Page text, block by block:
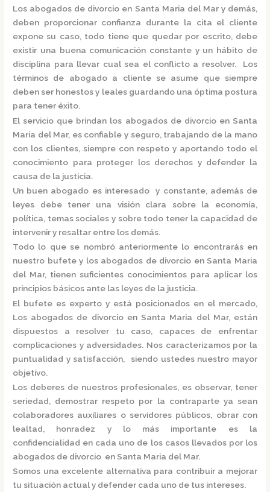
Los abogados de divorcio en Santa Maria del Mar y demás,
deben proporcionar confianza durante la cita el cliente
expone su caso, todo tiene que quedar por escrito, debe
existir una buena comunicación constante y un hábito de
disciplina para llevar cual sea el conflicto a resolver. Los
términos de abogado a cliente se asume que siempre
deben ser honestos y leales guardando una óptima postura
para tener éxito.
El servicio que brindan los abogados de divorcio en Santa
Maria del Mar, es confiable y seguro, trabajando de la mano
con los clientes, siempre con respeto y aportando todo el
conocimiento para proteger los derechos y defender la
causa de la justicia.
Un buen abogado es interesado y constante, además de
leyes debe tener una visión clara sobre la economía,
política, temas sociales y sobre todo tener la capacidad de
intervenir y resaltar entre los demás.
Todo lo que se nombró anteriormente lo encontrarás en
nuestro bufete y los abogados de divorcio en Santa Maria
del Mar, tienen suficientes conocimientos para aplicar los
principios básicos ante las leyes de la justicia.
El bufete es experto y está posicionados en el mercado,
Los abogados de divorcio en Santa Maria del Mar, están
dispuestos a resolver tu caso, capaces de enfrentar
complicaciones y adversidades. Nos caracterizamos por la
puntualidad y satisfacción, siendo ustedes nuestro mayor
objetivo.
Los deberes de nuestros profesionales, es observar, tener
seriedad, demostrar respeto por la contraparte ya sean
colaboradores auxiliares o servidores públicos, obrar con
lealtad, honradez y lo más importante es la
confidencialidad en cada uno de los casos llevados por los
abogados de divorcio en Santa Maria del Mar.
Somos una excelente alternativa para contribuir a mejorar
tu situación actual y defender cada uno de tus intereses.